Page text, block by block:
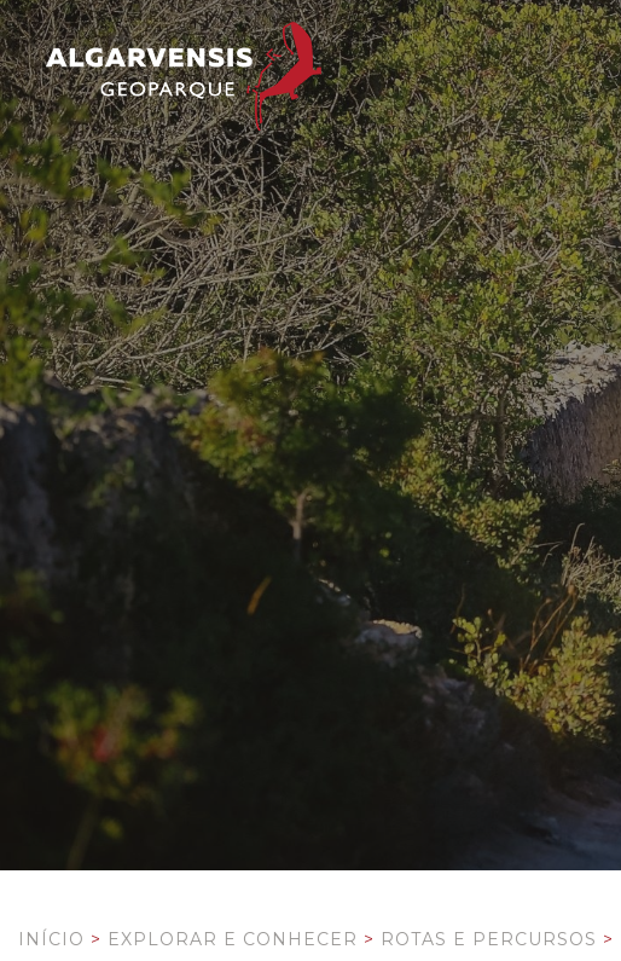
INÍCIO > EXPLORAR E CONHECER > ROTAS E PERCURSOS >